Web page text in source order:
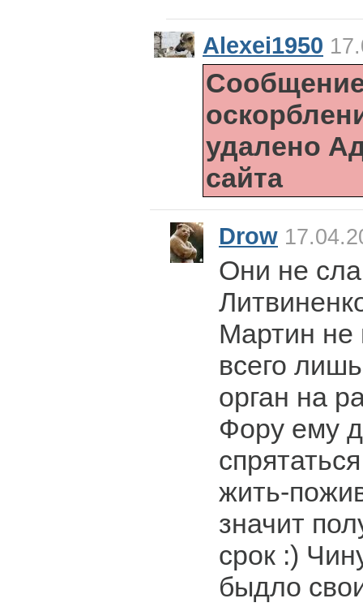
Alexei1950
удалено
сайта
Drow
Они не
Мартин не
всего
орган на
Фору ему
жить-
значит
срок :)
быдло